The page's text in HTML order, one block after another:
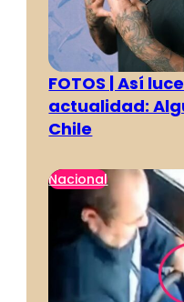
FOTOS | Así
actualidad:
Chile
Nacional